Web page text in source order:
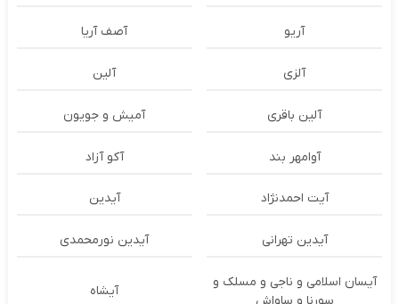
آریو آصف آریا
آلزی آلین
آلین باقری آمیش و جویون
آوامهر بند آکو آزاد
آیت احمدنژاد آیدین
آیدین تهرانی آیدین نورمحمدی
آیسان اسلامی و ناجی و مسلک و
آیشاه